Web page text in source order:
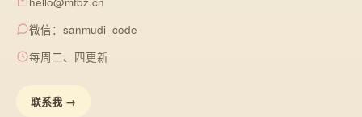
微信：sanmudi_code
每周二、四更新
联系我 →